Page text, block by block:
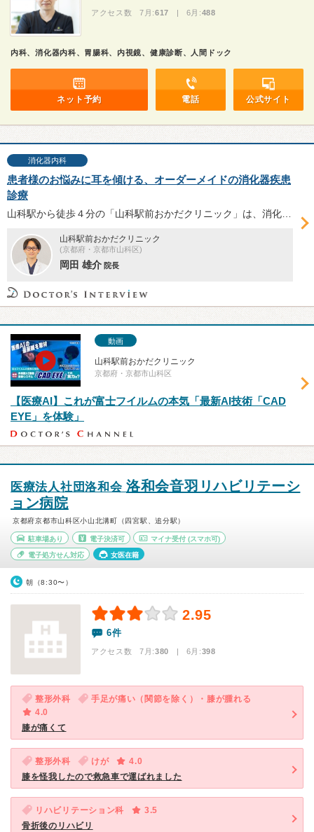
アクセス数 7月:617 | 6月:488
内科、消化器内科、胃腸科、内視鏡、健康診断、人間ドック
ネット予約 電話 公式サイト
消化器内科
患者様のお悩みに耳を傾ける、オーダーメイドの消化器疾患
診療
山科駅前おかだクリニック
(京都府・京都市山科区)
岡田 雄介 院長
動画
山科駅前おかだクリニック
京都府・京都市山科区
【医療AI】これが富士フイルムの本気「最新AI技術「CAD
EYE」を体験」
医療法人社団洛和会 洛和会音羽リハビリテーシ
ョン病院
京都府京都市山科区小山北溝町（四宮駅、追分駅）
駐車場あり 電子決済可 マイナ受付 (スマホ可)
電子処方せん対応 女医在籍
朝（8:30〜）
2.95
6件
アクセス数 7月:380 | 6月:398
整形外科
手足が痛い（関節を除く）・膝が腫れる
4.0
膝が痛くて
整形外科 けが
4.0
膝を怪我したので救急車で運ばれました
リハビリテーション科
3.5
骨折後のリハビリ